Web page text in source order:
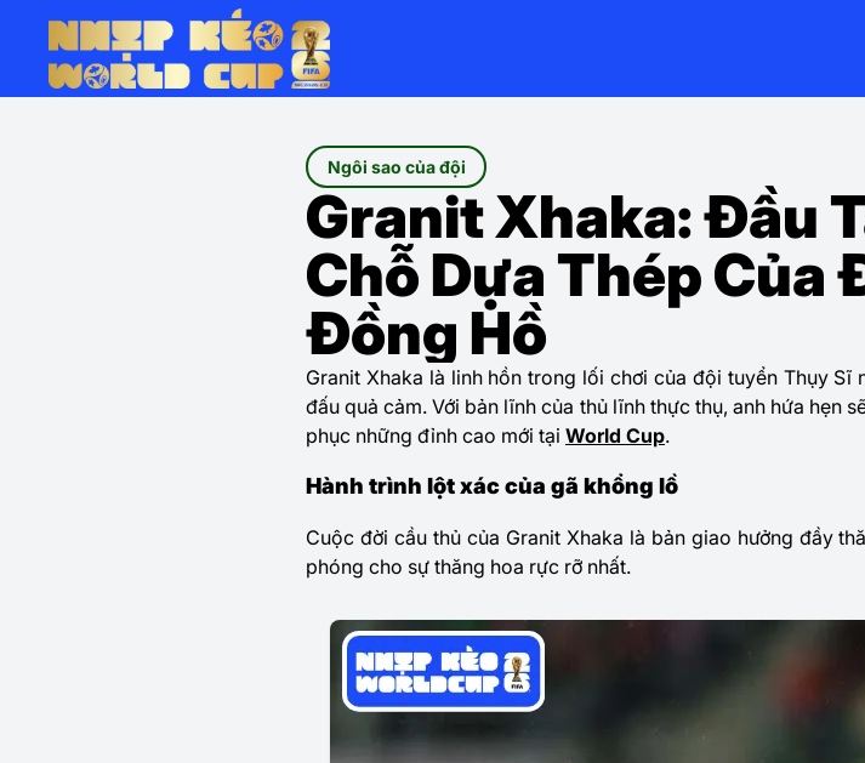
Ngôi sao của đội
Granit Xhaka: Đầu
Chỗ Dựa Thép Của
Đồng Hồ
Granit Xhaka là linh hồn trong lối chơi của đội tuyển Thụy Sĩ
đấu quả cảm. Với bản lĩnh của thủ lĩnh thực thụ, anh hứa hẹn
phục những đỉnh cao mới tại World Cup.
Hành trình lột xác của gã khổng lồ
Cuộc đời cầu thủ của Granit Xhaka là bản giao hưởng đầy
phóng cho sự thăng hoa rực rỡ nhất.